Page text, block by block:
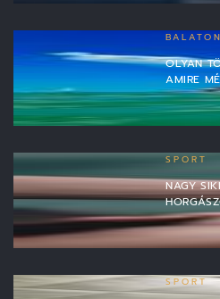
BALATON
OLYAN
AMIRE
SPORT
NAGY
SPORT